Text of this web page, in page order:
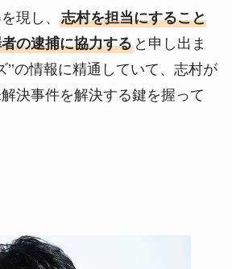
現し、 志村を担当にすること
の逮捕に協力すると申し出ま
’’の情報に精通していて、志村が
決事件を解決する鍵を握って